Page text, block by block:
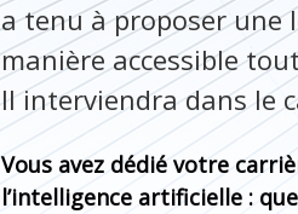
a tenu à proposer une
manière accessible tout
Il interviendra dans le
Vous avez dédié votre
l’intelligence artificielle :